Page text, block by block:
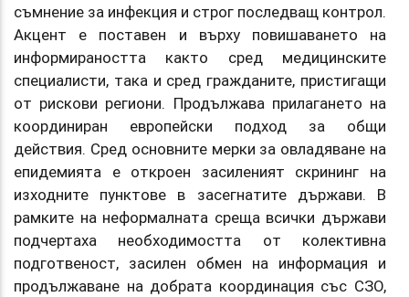
съмнение за инфекция и строг последващ контрол.
Акцент е поставен и върху повишаването на
информираността както сред медицинските
специалисти, така и сред гражданите, пристигащи
от рискови региони. Продължава прилагането на
координиран европейски подход за общи
действия. Сред основните мерки за овладяване на
епидемията е откроен засиленият скрининг на
изходните пунктове в засегнатите държави. В
рамките на неформалната среща всички държави
подчертаха необходимостта от колективна
подготвеност, засилен обмен на информация и
продължаване на добрата координация със СЗО,